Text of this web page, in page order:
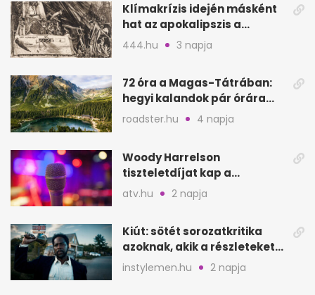
Klímakrízis idején másként
hat az apokalipszis a
Szépművészetiben
444.hu 3 napja
72 óra a Magas-Tátrában:
hegyi kalandok pár órára
Magyarországtól
roadster.hu 4 napja
Woody Harrelson
tiszteletdíjat kap a
Szarajevói Filmfesztiválon
atv.hu 2 napja
Kiút: sötét sorozatkritika
azoknak, akik a részleteket
keresik
instylemen.hu 2 napja